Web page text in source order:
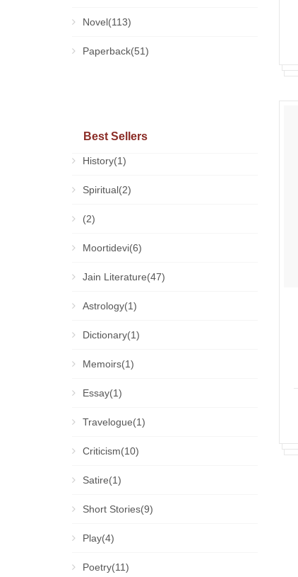
Novel(113)
Paperback(51)
Best Sellers
History(1)
Spiritual(2)
(2)
Moortidevi(6)
Jain Literature(47)
Astrology(1)
Dictionary(1)
Memoirs(1)
Essay(1)
Travelogue(1)
Criticism(10)
Satire(1)
Short Stories(9)
Play(4)
Poetry(11)